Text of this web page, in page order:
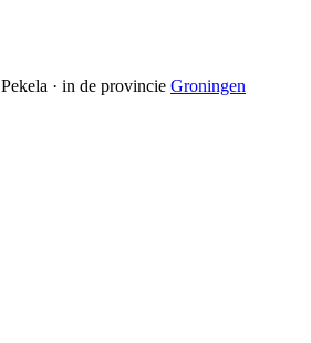
Pekela · in de provincie Groningen